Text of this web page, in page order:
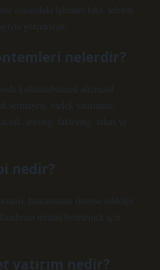
arasındaki işlemler faks, telefon
gerçekleşir.
nelerdir?
kullanılabilecek alternatif
melek yatırımlar,
leasing, faktoring, takas ve
nedir?
harcamanın finanse edildiği
türünü belirlemek için
yatırım nedir?